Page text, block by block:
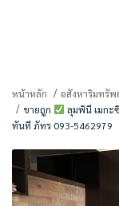
(เลือกมุมมอง)
หน้าหลัก
อสังหาริมทรัพ
ขายถูก
ลุมพินี เมกะ
ทันที ภัทร 093-5462979